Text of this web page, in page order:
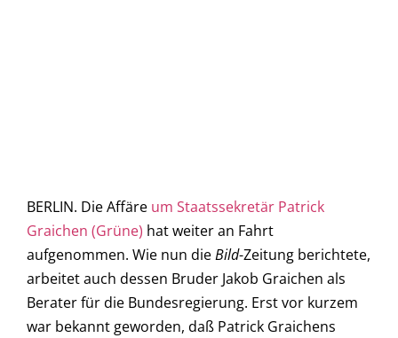
BERLIN. Die Affäre um Staatssekretär Patrick
Graichen (Grüne) hat weiter an Fahrt
aufgenommen. Wie nun dieBild-Zeitung berichtete,
arbeitet auch dessen Bruder Jakob Graichen als
Berater für die Bundesregierung. Erst vor kurzem
war bekannt geworden, daß Patrick Graichens